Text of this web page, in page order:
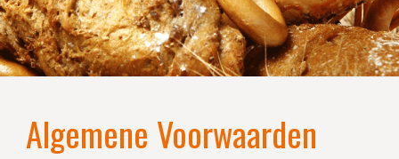
Algemene Voorwaarden